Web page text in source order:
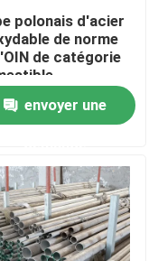
polonais d'acier
de norme
de catégorie
envoyer une